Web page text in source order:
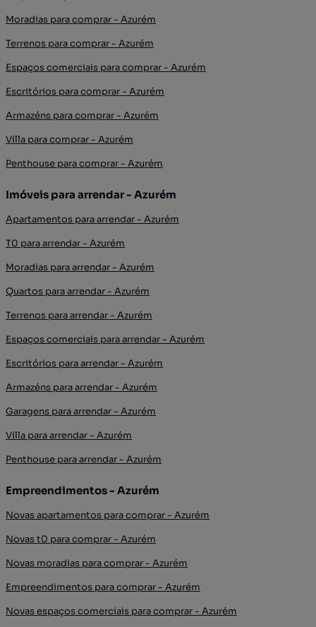
Moradias para comprar - Azurém
Terrenos para comprar - Azurém
Espaços comerciais para comprar - Azurém
Escritórios para comprar - Azurém
Armazéns para comprar - Azurém
Villa para comprar - Azurém
Penthouse para comprar - Azurém
Imóveis para arrendar - Azurém
Apartamentos para arrendar - Azurém
T0 para arrendar - Azurém
Moradias para arrendar - Azurém
Quartos para arrendar - Azurém
Terrenos para arrendar - Azurém
Espaços comerciais para arrendar - Azurém
Escritórios para arrendar - Azurém
Armazéns para arrendar - Azurém
Garagens para arrendar - Azurém
Villa para arrendar - Azurém
Penthouse para arrendar - Azurém
Empreendimentos - Azurém
Novas apartamentos para comprar - Azurém
Novas t0 para comprar - Azurém
Novas moradias para comprar - Azurém
Empreendimentos para comprar - Azurém
Novas espaços comerciais para comprar - Azurém